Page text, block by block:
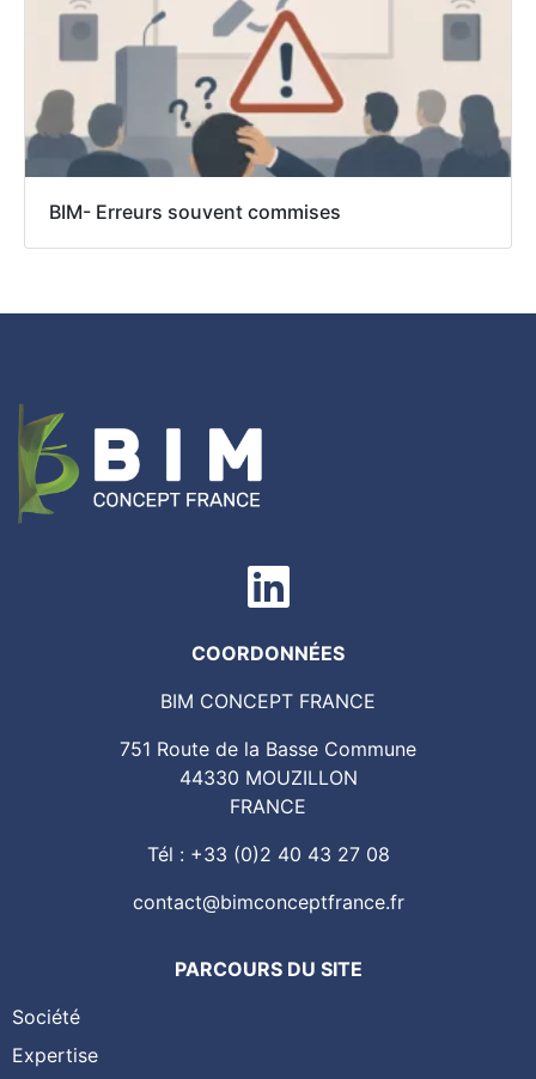
BIM- Erreurs souvent commises
COORDONNÉES
BIM CONCEPT FRANCE
751 Route de la Basse Commune
44330 MOUZILLON
FRANCE
Tél : +33 (0)2 40 43 27 08
contact@bimconceptfrance.fr
PARCOURS DU SITE
Société
Expertise